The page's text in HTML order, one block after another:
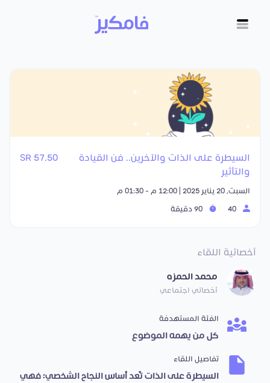
السيطرة على الذات والآخرين.. فن القيادة
والتأثير
57.50 SR
السبت, 20 يناير 2025 | 12:00 م - 01:30 م
أخصائية اللقاء
محمد الحمزه
أخصائي اجتماعي
الفئة المستهدفة
كل من يهمه الموضوع
تفاصيل اللقاء
السيطرة على الذات تُعد أساس النجاح الشخصي؛ فهي